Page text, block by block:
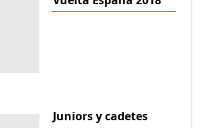
Juniors y cadetes